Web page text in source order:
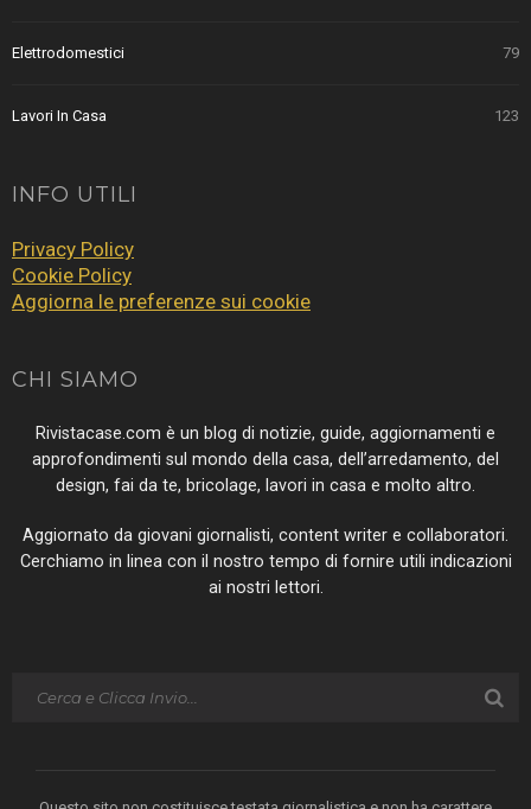
Elettrodomestici 79
Lavori In Casa 123
INFO UTILI
Privacy Policy
Cookie Policy
Aggiorna le preferenze sui cookie
CHI SIAMO
Rivistacase.com è un blog di notizie, guide, aggiornamenti e
approfondimenti sul mondo della casa, dell’arredamento, del
design, fai da te, bricolage, lavori in casa e molto altro.
Aggiornato da giovani giornalisti, content writer e collaboratori.
Cerchiamo in linea con il nostro tempo di fornire utili indicazioni
ai nostri lettori.